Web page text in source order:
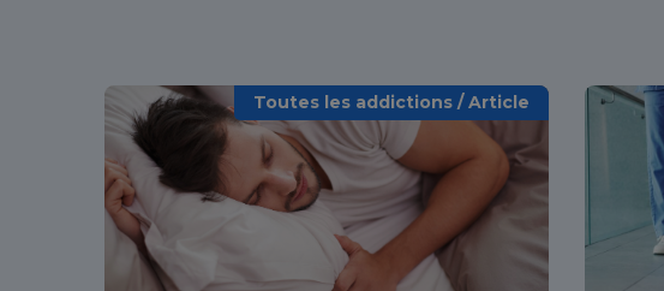
Toutes les addictions / Article